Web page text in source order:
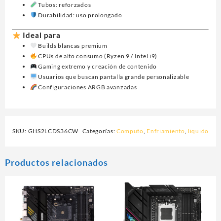
Tubos: reforzados
Durabilidad: uso prolongado
Ideal para
Builds blancas premium
CPUs de alto consumo (Ryzen 9 / Intel i9)
Gaming extremo y creación de contenido
Usuarios que buscan pantalla grande personalizable
Configuraciones ARGB avanzadas
SKU: GHS2LCDS36CW Categorías: Computo, Enfriamiento, liquido
Productos relacionados